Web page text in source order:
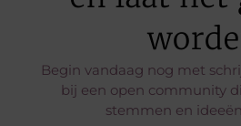
Begin vandaag nog met
bij een open community
stemmen en